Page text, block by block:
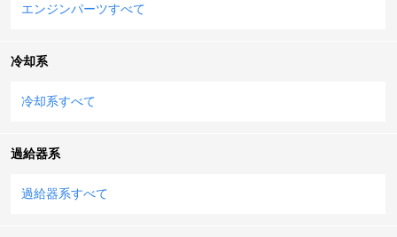
エンジンパーツすべて
冷却系
冷却系すべて
過給器系
過給器系すべて